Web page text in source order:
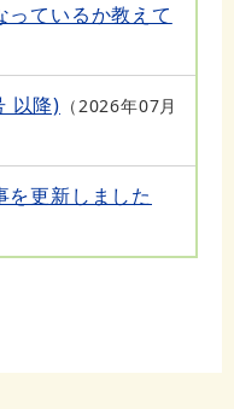
っているか教えて
以降)
2026年07月
を更新しました